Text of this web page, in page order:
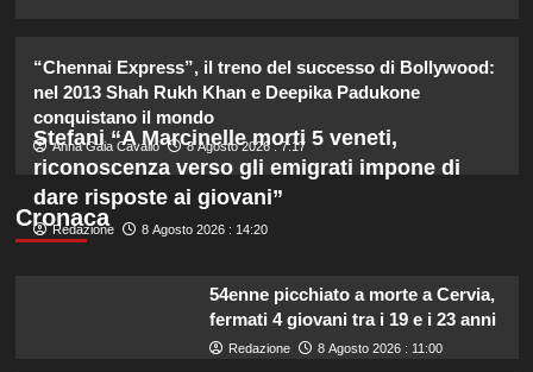
4
Carolina Marconi svela il terribile
momento in Pronto Soccorso:
“Temevo il ritorno del tumore.”
“Pressione alta, nausea e mal di
testa, ho temuto il peggio.”
“Chennai Express”, il treno del successo di Bollywood:
nel 2013 Shah Rukh Khan e Deepika Padukone
conquistano il mondo
Anna Gaia Cavallo 8 Agosto 2026 : 7:17
Cronaca
Stefani “A Marcinelle morti 5 veneti,
riconoscenza verso gli emigrati impone di
dare risposte ai giovani”
Redazione 8 Agosto 2026 : 14:20
54enne picchiato a morte a Cervia,
fermati 4 giovani tra i 19 e i 23 anni
Redazione 8 Agosto 2026 : 11:00